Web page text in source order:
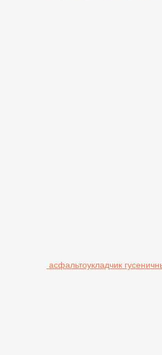
асфальтоукладчик